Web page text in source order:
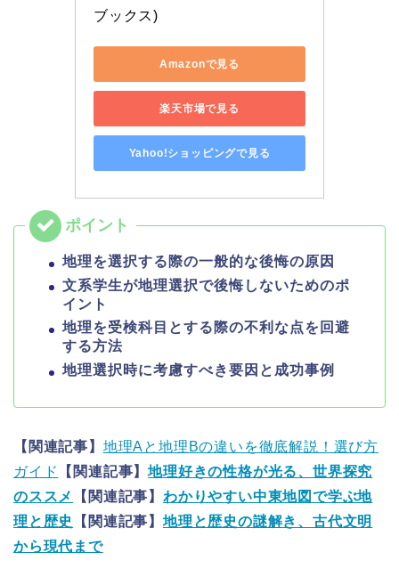
ブックス)
Amazonで見る
楽天市場で見る
Yahoo!ショッピングで見る
地理を選択する際の一般的な後悔の原因
文系学生が地理選択で後悔しないためのポ
イント
地理を受検科目とする際の不利な点を回避
する方法
地理選択時に考慮すべき要因と成功事例
【関連記事】 地理Aと地理Bの違いを徹底解説！選び方
ガイド
【関連記事】地理好きの性格が光る、世界探究
のススメ
【関連記事】わかりやすい中東地図で学ぶ地
理と歴史
【関連記事】地理と歴史の謎解き、古代文明
から現代まで